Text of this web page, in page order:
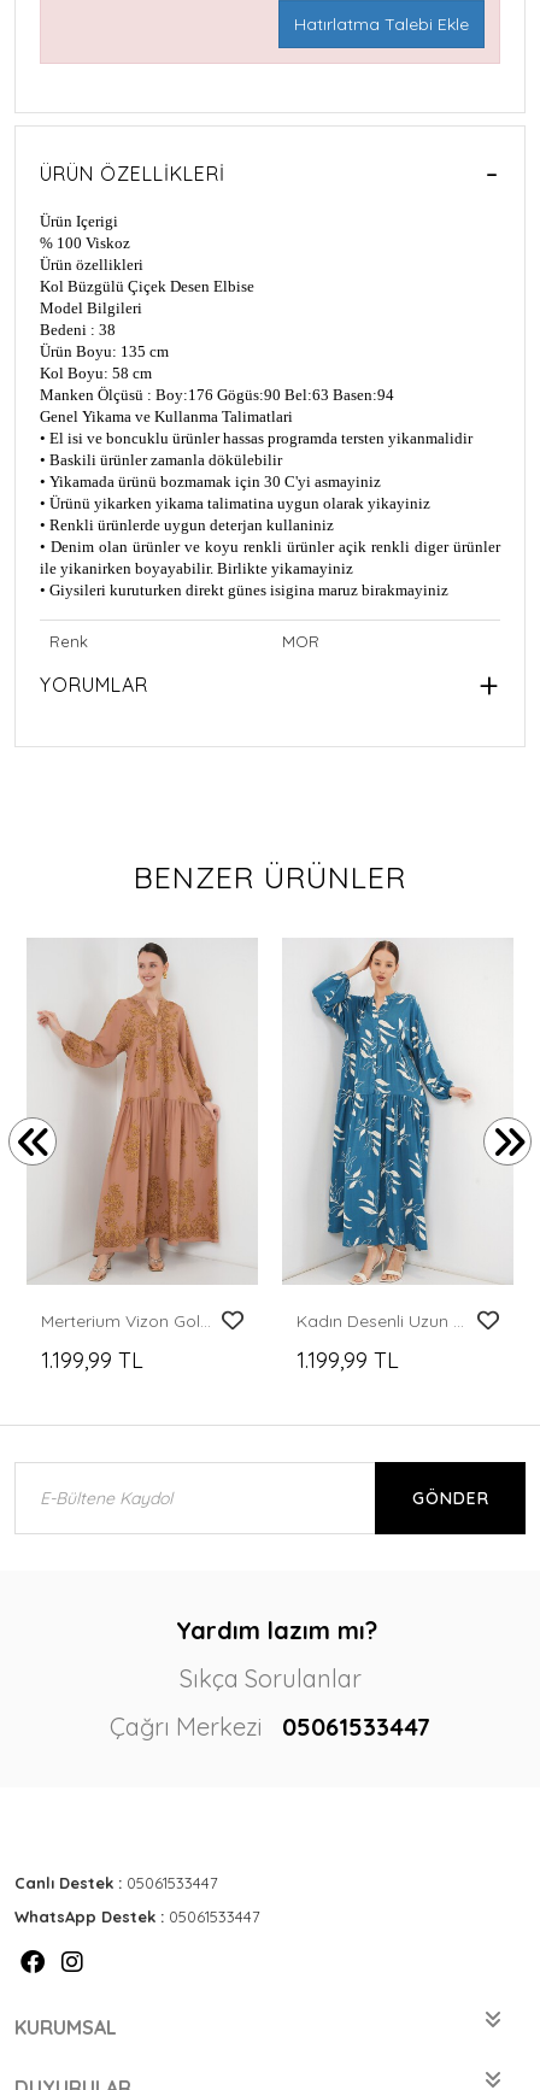
Hatırlatma Talebi Ekle
ÜRÜN ÖZELLIKLERI
Ürün Içerigi
% 100 Viskoz
Ürün özellikleri
Kol Büzgülü Çiçek Desen Elbise
Model Bilgileri
Bedeni : 38
Ürün Boyu: 1 35 cm
Kol Boyu: 58 cm
Manken Ölçüsü : Boy:176 Gögüs:90 Bel:63 Basen:94
Genel Yikama ve Kullanma Talimatlari
• El isi ve boncuklu ürünler hassas programda tersten yikanmalidir
• Baskili ürünler zamanla dökülebilir
• Yikamada ürünü bozmamak için 30 C'yi asmayiniz
• Ürünü yikarken yikama talimatina uygun olarak yikayiniz
• Renkli ürünlerde uygun deterjan kullaniniz
• Denim olan ürünler ve koyu renkli ürünler açik renkli diger ürünler
ile yikanirken boyayabilir. Birlikte yikamayiniz
• Giysileri kuruturken direkt günes isigina maruz birakmayiniz
Renk MOR
YORUMLAR
BENZER ÜRÜNLER
Merterium Vizon Gold Desenli Tesettür Elbise 2423
1.199,99 TL
Kadın Desenli Uzun Tesettür Elbise 2585 - Petrol
1.199,99 TL
GÖNDER
Yardım lazım mı?
Sıkça Sorulanlar
Çağrı Merkezi
05061533447
Canlı Destek : 05061533447
WhatsApp Destek : 05061533447
KURUMSAL